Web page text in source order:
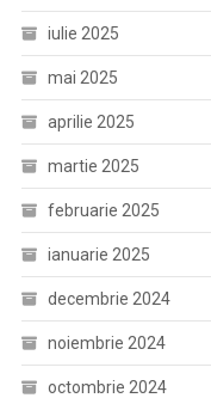
iulie 2025
mai 2025
aprilie 2025
martie 2025
februarie 2025
ianuarie 2025
decembrie 2024
noiembrie 2024
octombrie 2024